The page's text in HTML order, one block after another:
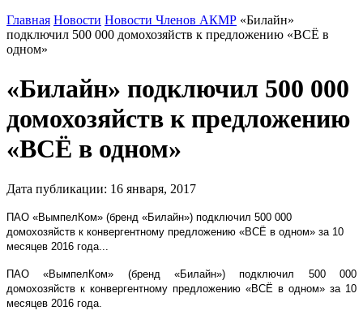
Главная Новости Новости Членов АКМР «Билайн»
подключил 500 000 домохозяйств к предложению «ВСЁ в
одном»
«Билайн» подключил 500 000
домохозяйств к предложению
«ВСЁ в одном»
Дата публикации: 16 января, 2017
ПАО «ВымпелКом» (бренд «Билайн») подключил 500 000
домохозяйств к конвергентному предложению «ВСЁ в одном» за 10
месяцев 2016 года...
ПАО «ВымпелКом» (бренд «Билайн») подключил 500 000
домохозяйств к конвергентному предложению «ВСЁ в одном» за 10
месяцев 2016 года.